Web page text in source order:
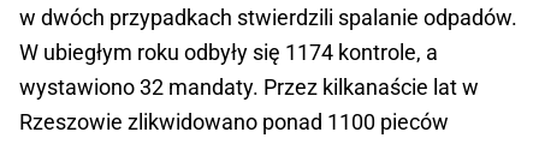
w dwóch przypadkach stwierdzili spalanie odpadów.
W ubiegłym roku odbyły się 1174 kontrole, a
wystawiono 32 mandaty. Przez kilkanaście lat w
Rzeszowie zlikwidowano ponad 1100 pieców